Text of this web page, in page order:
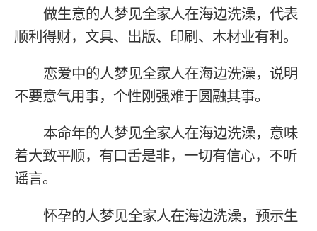
做生意的人梦见全家人在海边洗澡，代表
顺利得财，文具、出版、印刷、木材业有利。
恋爱中的人梦见全家人在海边洗澡，说明
不要意气用事，个性刚强难于圆融其事。
本命年的人梦见全家人在海边洗澡，意味
着大致平顺，有口舌是非，一切有信心，不听
谣言。
怀孕的人梦见全家人在海边洗澡，预示生